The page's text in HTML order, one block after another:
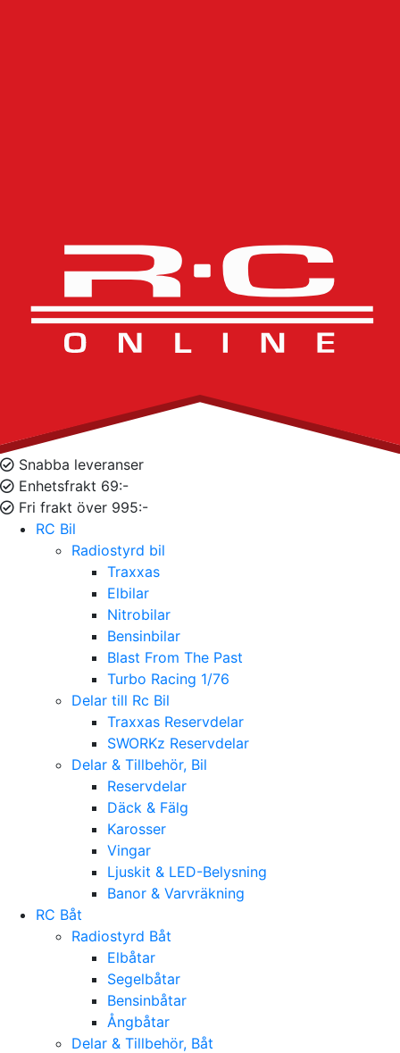
Snabba leveranser
Enhetsfrakt 69:-
Fri frakt över 995:-
RC Bil
Radiostyrd bil
Traxxas
Elbilar
Nitrobilar
Bensinbilar
Blast From The Past
Turbo Racing 1/76
Delar till Rc Bil
Traxxas Reservdelar
SWORKz Reservdelar
Delar & Tillbehör, Bil
Reservdelar
Däck & Fälg
Karosser
Vingar
Ljuskit & LED-Belysning
Banor & Varvräkning
RC Båt
Radiostyrd Båt
Elbåtar
Segelbåtar
Bensinbåtar
Ångbåtar
Delar & Tillbehör, Båt